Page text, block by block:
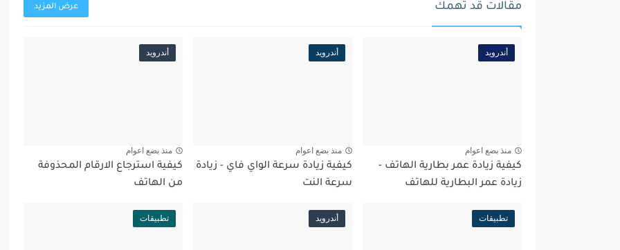
مقالات قد تهمك عرض المزيد
أندرويد
منذ بضع اعوام
كيفية زيادة عمر بطارية الهاتف -
زيادة عمر البطارية للهاتف
أندرويد
منذ بضع اعوام
كيفية زيادة سرعة الواي فاي - زيادة
سرعة النت
أندرويد
منذ بضع اعوام
كيفية استرجاع الارقام المحذوفة
من الهاتف
تطبيقات أندرويد تطبيقات